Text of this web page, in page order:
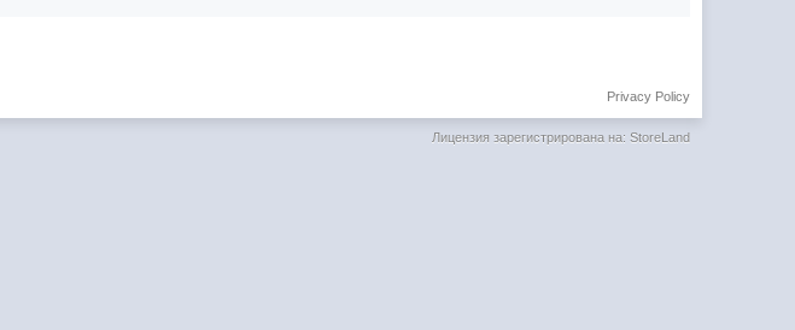
Privacy Policy
Лицензия зарегистрирована на: StoreLand